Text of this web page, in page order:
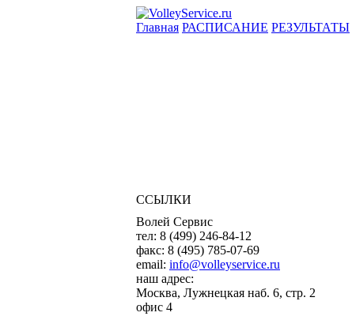
Главная РАСПИСАНИЕ РЕЗУЛЬТАТЫ
ССЫЛКИ
Волей Сервис
тел: 8 (499) 246-84-12
факс: 8 (495) 785-07-69
email: info@volleyservice.ru
наш адрес:
Москва, Лужнецкая наб. 6, стр. 2
офис 4